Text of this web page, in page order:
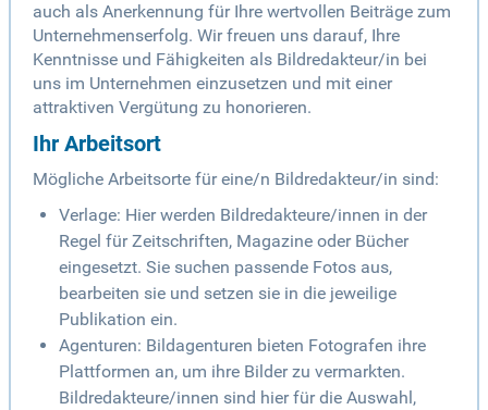
auch als Anerkennung für Ihre wertvollen Beiträge zum
Unternehmenserfolg. Wir freuen uns darauf, Ihre
Kenntnisse und Fähigkeiten als Bildredakteur/in bei
uns im Unternehmen einzusetzen und mit einer
attraktiven Vergütung zu honorieren.
Ihr Arbeitsort
Mögliche Arbeitsorte für eine/n Bildredakteur/in sind:
Verlage: Hier werden Bildredakteure/innen in der
Regel für Zeitschriften, Magazine oder Bücher
eingesetzt. Sie suchen passende Fotos aus,
bearbeiten sie und setzen sie in die jeweilige
Publikation ein.
Agenturen: Bildagenturen bieten Fotografen ihre
Plattformen an, um ihre Bilder zu vermarkten.
Bildredakteure/innen sind hier für die Auswahl,